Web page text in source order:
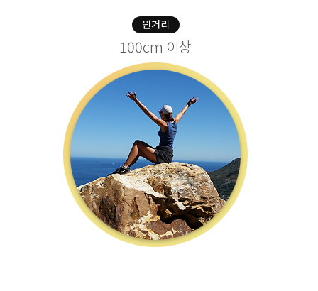
원거리
100cm 이상